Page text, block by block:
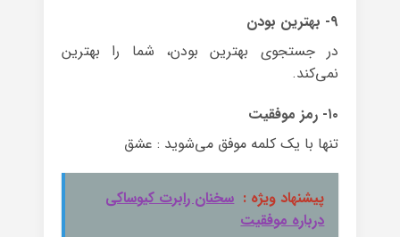
۹- بهترین بودن
در جستجوی بهترین بودن، شما را بهترین
نمی‌کند.
۱۰- رمز موفقیت
تنها با یک کلمه موفق می‌شوید : عشق
پیشنهاد ویژه : سخنان رابرت کیوساکی
درباره موفقیت